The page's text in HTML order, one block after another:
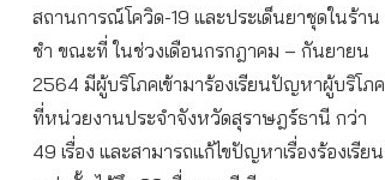
สถานการณ์โควิด-19 และประเด็นยาชุดในร้าน
ชำ ขณะที่ ในช่วงเดือนกรกฎาคม – กันยายน
2564 มีผู้บริโภคเข้ามาร้องเรียนปัญหาผู้บริโภค
ที่หน่วยงานประจำจังหวัดสุราษฎร์ธานี กว่า
49 เรื่อง และสามารถแก้ไขปัญหาเรื่องร้องเรียน